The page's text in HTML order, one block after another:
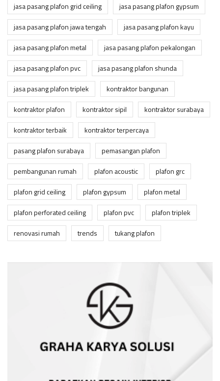
jasa pasang plafon grid ceiling
jasa pasang plafon gypsum
jasa pasang plafon jawa tengah
jasa pasang plafon kayu
jasa pasang plafon metal
jasa pasang plafon pekalongan
jasa pasang plafon pvc
jasa pasang plafon shunda
jasa pasang plafon triplek
kontraktor bangunan
kontraktor plafon
kontraktor sipil
kontraktor surabaya
kontraktor terbaik
kontraktor terpercaya
pasang plafon surabaya
pemasangan plafon
pembangunan rumah
plafon acoustic
plafon grc
plafon grid ceiling
plafon gypsum
plafon metal
plafon perforated ceiling
plafon pvc
plafon triplek
renovasi rumah
trends tukang plafon